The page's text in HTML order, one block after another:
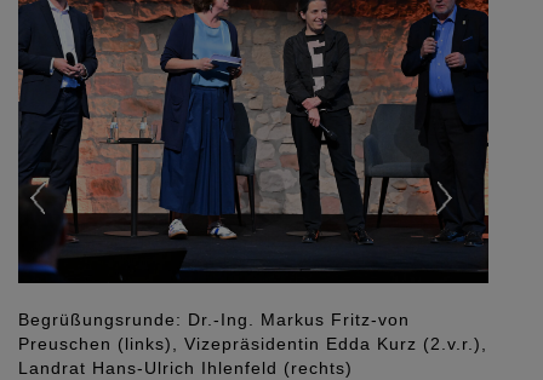
Begrüßungsrunde: Dr.-Ing. Markus Fritz-von
Preuschen (links), Vizepräsidentin Edda Kurz (2.v.r.),
Landrat Hans-Ulrich Ihlenfeld (rechts)